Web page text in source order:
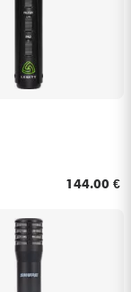
144.00 €